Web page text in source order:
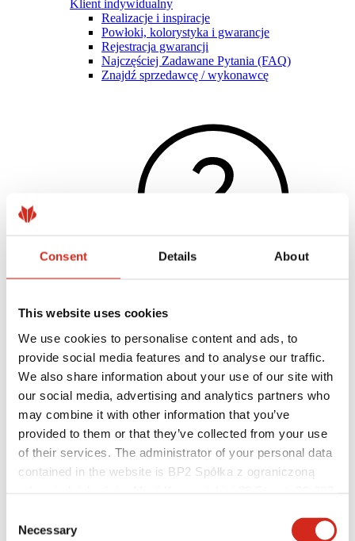
Consent Details About
This website uses cookies
We use cookies to personalise content and ads, to
provide social media features and to analyse our traffic.
We also share information about your use of our site with
our social media, advertising and analytics partners who
may combine it with other information that you’ve
provided to them or that they’ve collected from your use
of their services. The administrator of your personal data
contained in the website is BP2 Spółka z ograniczoną
121387608.
Selection
Necessary
Klient indywidualny
Realizacje i inspiracje
Powłoki, kolorystyka i gwarancje
Rejestracja gwarancji
Najczęściej Zadawane Pytania (FAQ)
Znajdź sprzedawcę / wykonawcę
Pomocne linki
Powłoki, kolorystyka i gwarancje
Rejestracja gwarancji
Realizacje i inspiracje
Pliki do pobrania
Baza wiedzy
Gdzie kupić?
Znajdź wykonawcę
Biblioteki BIM
Najczęściej Zadawane Pytania (FAQ)
Dla profesjonalistów